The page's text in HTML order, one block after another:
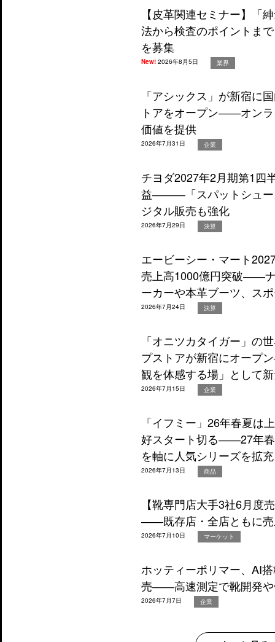
【皮革関連セミナー】「
法から検査のポイントま
を募集
New!2026年8月5日 業界
「アシックス」が新宿に
トアをオープン――オン
価値を提供
2026年7月31日 企業
チヨダ2027年2月期第1四
益―――「スパットシュー
ジタル販売も強化
2026年7月29日 決算
エービーシー・マート
売上高1000億円突破――
ーカーや本革ブーツ、ス
2026年7月24日 決算
「オニツカタイガー」の
プストアが新宿にオープ
観を体感する場」として
2026年7月15日 企業
「イフミー」26年春夏は
好スタート切る――27年
を軸に人気シリーズを拡充
2026年7月13日 商品
【靴専門店大手3社6月度
――既存店・全店ともに売
2026年7月10日 マーケット
ホッティーポリマー、AI
売――高速測定で靴開発や
2026年7月7日 企業